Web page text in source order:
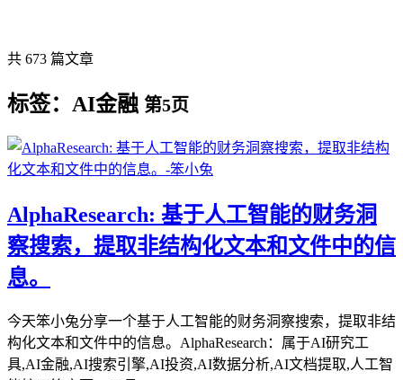
共 673 篇文章
标签：AI金融 第5页
AlphaResearch: 基于人工智能的财务洞
察搜索，提取非结构化文本和文件中的信
息。
今天笨小兔分享一个基于人工智能的财务洞察搜索，提取非结
构化文本和文件中的信息。AlphaResearch：属于AI研究工
具,AI金融,AI搜索引擎,AI投资,AI数据分析,AI文档提取,人工智